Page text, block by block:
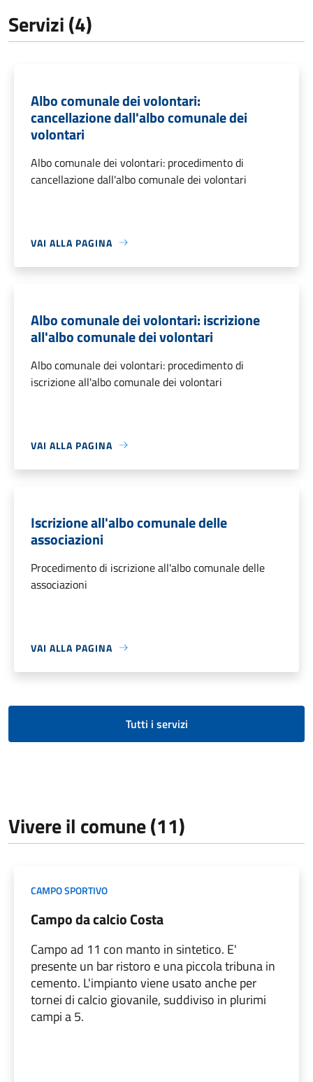
Servizi (4)
Albo comunale dei volontari:
cancellazione dall'albo comunale dei
volontari
Albo comunale dei volontari: procedimento di
cancellazione dall'albo comunale dei volontari
VAI ALLA PAGINA
Albo comunale dei volontari: iscrizione
all'albo comunale dei volontari
Albo comunale dei volontari: procedimento di
iscrizione all'albo comunale dei volontari
VAI ALLA PAGINA
Iscrizione all'albo comunale delle
associazioni
Procedimento di iscrizione all'albo comunale delle
associazioni
VAI ALLA PAGINA
Tutti i servizi
Vivere il comune (11)
CAMPO SPORTIVO
Campo da calcio Costa
Campo ad 11 con manto in sintetico. E'
presente un bar ristoro e una piccola tribuna in
cemento. L'impianto viene usato anche per
tornei di calcio giovanile, suddiviso in plurimi
campi a 5.